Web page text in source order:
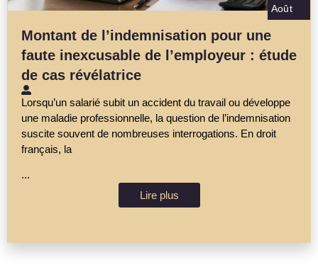
Août
Montant de l’indemnisation pour une
faute inexcusable de l’employeur : étude
de cas révélatrice
Lorsqu’un salarié subit un accident du travail ou développe
une maladie professionnelle, la question de l’indemnisation
suscite souvent de nombreuses interrogations. En droit
français, la
...
Lire plus